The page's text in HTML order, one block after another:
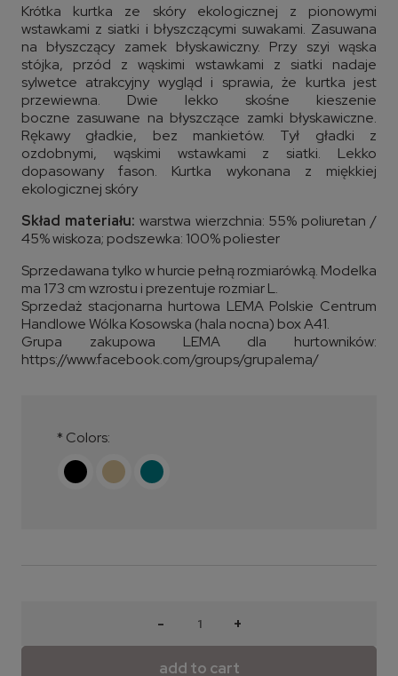
Krótka kurtka ze skóry ekologicznej z pionowymi
wstawkami z siatki i błyszczącymi suwakami. Zasuwana
na błyszczący zamek błyskawiczny. Przy szyi wąska
stójka, przód z wąskimi wstawkami z siatki nadaje
sylwetce atrakcyjny wygląd i sprawia, że kurtka jest
przewiewna. Dwie lekko skośne kieszenie
boczne zasuwane na błyszczące zamki błyskawiczne.
Rękawy gładkie, bez mankietów. Tył gładki z
ozdobnymi, wąskimi wstawkami z siatki. Lekko
dopasowany fason. Kurtka wykonana z miękkiej
ekologicznej skóry
Skład materiału: warstwa wierzchnia: 55% poliuretan /
45% wiskoza; podszewka: 100% poliester
Sprzedawana tylko w hurcie pełną rozmiarówką. Modelka
ma 173 cm wzrostu i prezentuje rozmiar L.
Sprzedaż stacjonarna hurtowa LEMA Polskie Centrum
Handlowe Wólka Kosowska (hala nocna) box A41.
Grupa zakupowa LEMA dla hurtowników:
https://www.facebook.com/groups/grupalema/
* Colors:
- +
add to cart